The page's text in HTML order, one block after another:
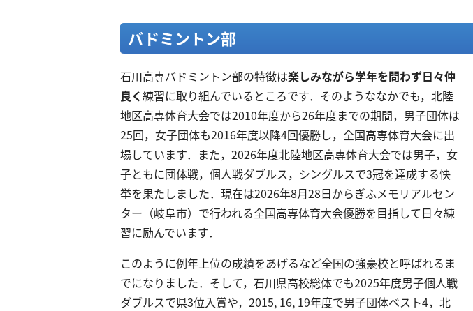
​バドミントン部
石川高専バドミントン部の特徴は楽しみながら学年を問わず日々仲
良く練習に取り組んでいるところです．そのようななかでも，北陸
地区高専体育大会では2010年度から26年度までの期間，男子団体は
25回，女子団体も2016年度以降4回優勝し，全国高専体育大会に出
場しています．また，2026年度北陸地区高専体育大会では男子，女
子ともに団体戦，個人戦ダブルス，シングルスで3冠を達成する快
挙を果たしました．現在は2026年8月28日からぎふメモリアルセン
ター（岐阜市）で行われる全国高専体育大会優勝を目指して日々練
習に励んでいます．
このように例年上位の成績をあげるなど全国の強豪校と呼ばれるま
でになりました．そして，石川県高校総体でも2025年度男子個人戦
ダブルスで県3位入賞や，2015, 16, 19年度で男子団体ベスト4，北